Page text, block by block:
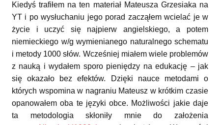
Kiedyś trafiłem na ten materiał Mateusza Grzesiaka na
YT i po wysłuchaniu jego porad zacząłem wcielać je w
życie i uczyć się najpierw angielskiego, a potem
niemieckiego w/g wymienianego naturalnego schematu
i metody 1000 słów. Wcześniej miałem wiele problemów
z nauką i wydałem sporo pieniędzy na edukację – jak
się okazało bez efektów. Dzięki nauce metodami o
których wspomina w nagraniu Mateusz w krótkim czasie
opanowałem oba te języki obce. Możliwości jakie daje
ta metodologia skłoniły mnie do założenia